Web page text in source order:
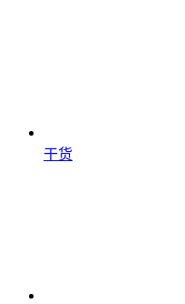
干货